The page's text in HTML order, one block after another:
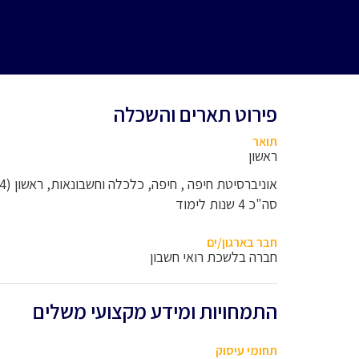
פירוט תארים והשכלה
תואר
ראשון
אוניברסיטת חיפה , חיפה, כלכלה וחשבונאות, ראשון (4 ש"ל)
סה"כ 4 שנות לימוד
חבר בארגון/ים
חברה בלשכת רואי חשבון
התמחויות ומידע מקצועי משלים
תחומי עיסוק